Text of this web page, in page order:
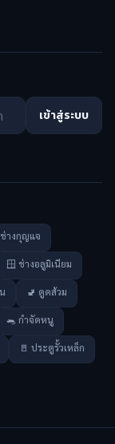
เข้าสู่ระบบ
างกุญแจ
🪟 ช่างอลูมิเนียม
🚽 ดูดส้วม
🐀 กำจัดหนู
🚪 ประตูรั้วเหล็ก